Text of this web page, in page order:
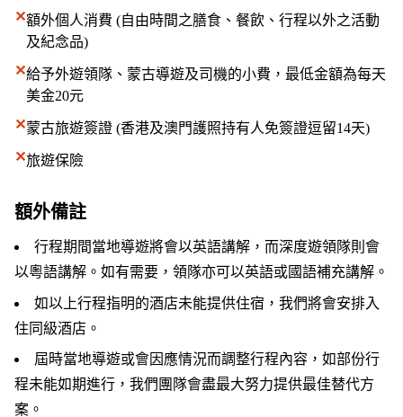
✕額外個人消費 (自由時間之膳食、餐飲、行程以外之活動
及紀念品)
✕給予外遊領隊、蒙古導遊及司機的小費，最低金額為每天
美金20元
✕蒙古旅遊簽證 (香港及澳門護照持有人免簽證逗留14天)
✕旅遊保險
額外備註
行程期間當地導遊將會以英語講解，而深度遊領隊則會
以粵語講解。如有需要，領隊亦可以英語或國語補充講解。
如以上行程指明的酒店未能提供住宿，我們將會安排入
住同級酒店。
屆時當地導遊或會因應情況而調整行程內容，如部份行
程未能如期進行，我們團隊會盡最大努力提供最佳替代方
案。